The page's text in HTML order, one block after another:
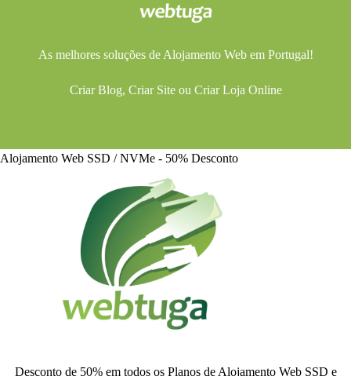
As melhores soluções de Alojamento Webem Portugal!
Criar Blog, Criar Siteou Criar Loja Online
Alojamento Web SSD / NVMe - 50% Desconto
Desconto de 50% em todos os Planos de Alojamento Web SSD e